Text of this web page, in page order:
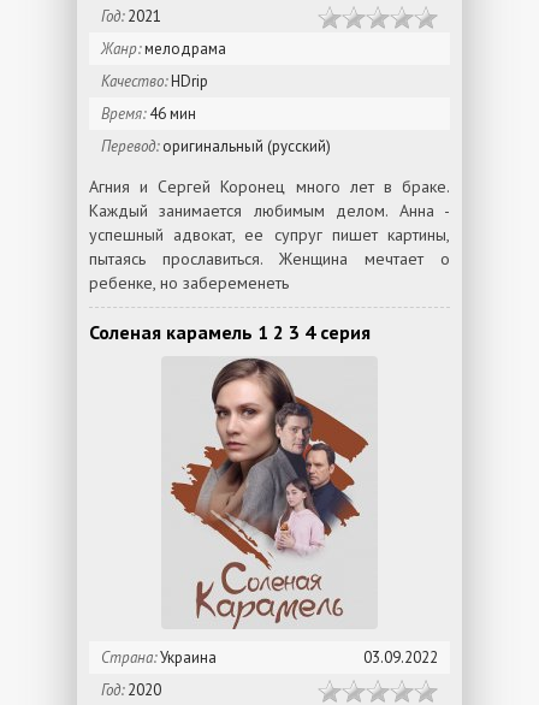
Год:2021
Жанр:мелодрама
Качество:HDrip
Время:46 мин
Перевод:оригинальный (русский)
Агния и Сергей Коронец много лет в браке.
Каждый занимается любимым делом. Анна -
успешный адвокат, ее супруг пишет картины,
пытаясь прославиться. Женщина мечтает о
ребенке, но забеременеть
Соленая карамель 1 2 3 4 серия
Страна:Украина
03.09.2022
Год:2020